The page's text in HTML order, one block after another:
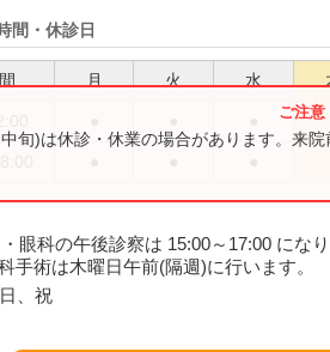
間・休診日
月 火 水
旬)は休診・休業の場合があります。来
・眼科の午後診察は 15:00～17:00 になり
手術は木曜日午前(隔週)に行います。
、祝